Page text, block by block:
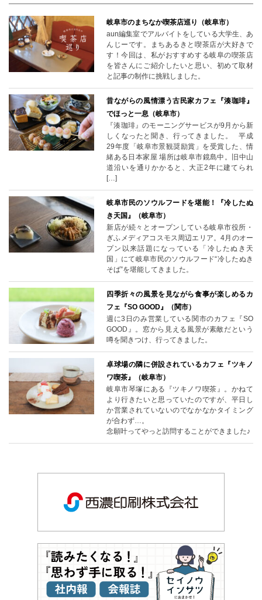
岐阜市のまちなか喫茶店巡り（岐阜市）
aun編集室でアルバイトをしている大学生、あ
んじーです。まちあるきと喫茶店が大好きで
す！今回は、私がおすすめする岐阜の喫茶店
を皆さんにご紹介したいと思い、初めて取材
と記事の制作に挑戦しました。
昔ながらの風情漂う古民家カフェ『湊珈琲』
でほっと一息（岐阜市）
『湊珈琲』のモーニングサービスが9月から新
しくなったと聞き、行ってきました。 平成
29年度「岐阜市景観奨励賞」を受賞した、情
緒ある日本家屋 場所は岐阜市鏡島中。旧中山
道沿いを通りかかると、大正2年に建てられ
[…]
岐阜市民のソウルフードを堪能！『冷したぬ
き天国』（岐阜市）
新店が続々とオープンしている岐阜市役所・
ぎふメディアコスモス周辺エリア。4月のオー
プン以来話題になっている「冷したぬき天
国」にて岐阜市民のソウルフード“冷したぬき
そば”を堪能してきました。
四季折々の風景を見ながら食事が楽しめるカ
フェ『SO GOOD』（関市）
週に3日のみ営業している関市のカフェ『SO
GOOD』。窓から見える風景が素敵だという
噂を聞きつけ、行ってきました。
卓球場の隣に併設されているカフェ『ツキノ
ワ喫茶』（岐阜市）
岐阜市琴塚にある『ツキノワ喫茶』。かねて
より行きたいと思っていたのですが、平日し
か営業されていないのでなかなかタイミング
が合わず…。
念願叶ってやっと訪問することができました♪